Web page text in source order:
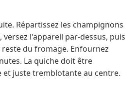
Répartissez les champignons
l'appareil par-dessus, puis
du fromage. Enfournez
La quiche doit être
juste tremblotante au centre.